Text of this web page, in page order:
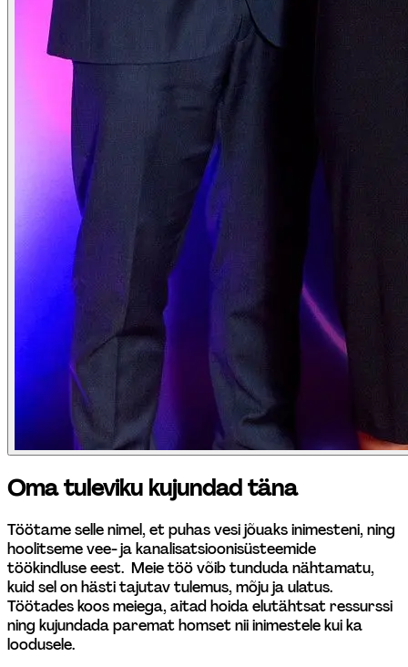
Oma tuleviku kujundad täna
Töötame selle nimel, et puhas vesi jõuaks inimesteni, ning
hoolitseme vee- ja kanalisatsioonisüsteemide
töökindluse eest.  Meie töö võib tunduda nähtamatu,
kuid sel on hästi tajutav tulemus, mõju ja ulatus.
Töötades koos meiega, aitad hoida elutähtsat ressurssi
ning kujundada paremat homset nii inimestele kui ka
loodusele.